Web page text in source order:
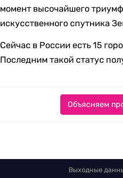
момент высочайшего
искусственного спутника
Сейчас в России есть 15
Последним такой статус
Объясняем
Выходные